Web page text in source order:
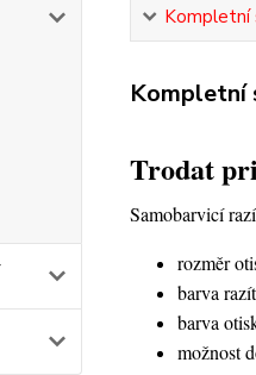
Kompletní
Kompletní
Trodat
Samobarvicí
rozměr
barva
barva
možnost